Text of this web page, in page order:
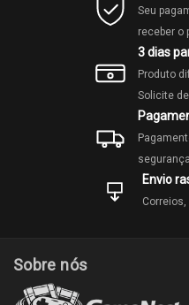
Seu
receber o
3 dias
Produto
Solicite
Envio
Sobre nós